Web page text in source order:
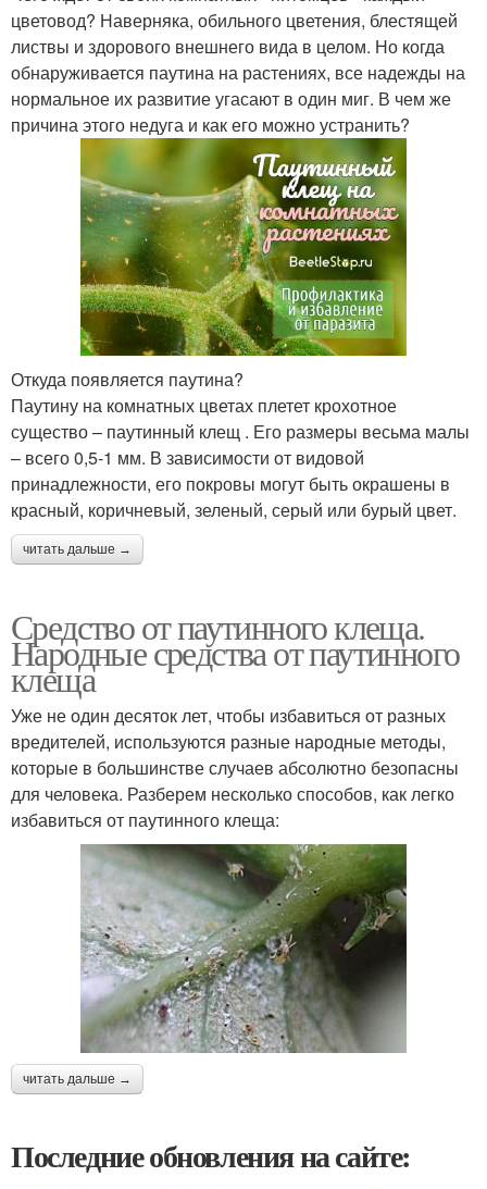
цветовод? Наверняка, обильного цветения, блестящей
листвы и здорового внешнего вида в целом. Но когда
обнаруживается паутина на растениях, все надежды на
нормальное их развитие угасают в один миг. В чем же
причина этого недуга и как его можно устранить?
Откуда появляется паутина?
Паутину на комнатных цветах плетет крохотное
существо – паутинный клещ . Его размеры весьма малы
– всего 0,5-1 мм. В зависимости от видовой
принадлежности, его покровы могут быть окрашены в
красный, коричневый, зеленый, серый или бурый цвет.
читать дальше →
Средство от паутинного клеща.
Народные средства от паутинного
клеща
Уже не один десяток лет, чтобы избавиться от разных
вредителей, используются разные народные методы,
которые в большинстве случаев абсолютно безопасны
для человека. Разберем несколько способов, как легко
избавиться от паутинного клеща:
читать дальше →
Последние обновления на сайте: